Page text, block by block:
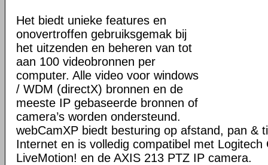
Het biedt unieke features en
onovertroffen gebruiksgemak bij
het uitzenden en beheren van tot
aan 100 videobronnen per
computer. Alle video voor windows
/ WDM (directX) bronnen en de
meeste IP gebaseerde bronnen of
camera’s worden ondersteund.
webCamXP biedt besturing op afstand, pan &
Internet en is volledig compatibel met Logitech
LiveMotion! en de AXIS 213 PTZ IP camera.